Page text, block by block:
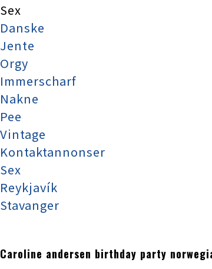
Sex
Danske
Jente
Orgy
Immerscharf
Nakne
Pee
Vintage
Kontaktannonser
Sex
Reykjavík
Stavanger
Caroline andersen birthday party